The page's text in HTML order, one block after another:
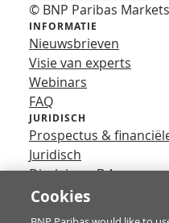
© BNP Paribas
INFORMATIE
Nieuwsbrieven
Visie van experts
Webinars
FAQ
JURIDISCH
Prospectus &
Juridisch
Disclaimer B.A.
Privacy
Cookies